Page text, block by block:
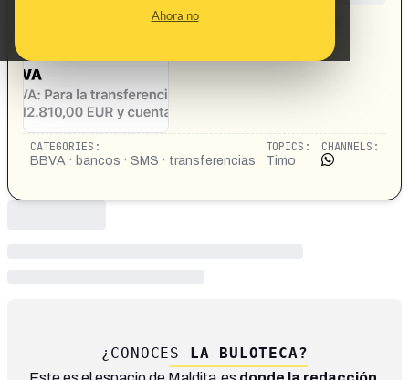
Ahora no
BBVA 15:55 > BBVA: Para la transferencia puntual de
CATEGORIES:
BBVA · bancos · SMS · transferencias
TOPICS:
Timo
CHANNELS:
¿CONOCES LA BULOTECA?